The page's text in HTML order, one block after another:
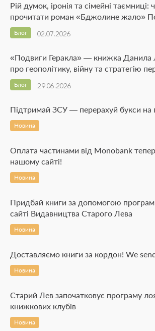
Рій думок, іронія та сімейні таємниці:
прочитати роман «Бджолине жало»
02.07.2026
Блог
«Подвиги Геракла» — книжка Данила
про геополітику, війну та стратегію
29.06.2026
Блог
Підтримай ЗСУ — перерахуй букси на
Новина
Оплата частинами від Monobank
нашому сайті!
Новина
Придбай книги за допомогою
сайті Видавництва Старого Лева
Новина
Доставляємо книги за кордон! We
Новина
Старий Лев започатковує програму
книжкових клубів
Новина